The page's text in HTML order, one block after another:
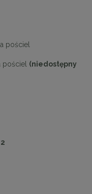
pościel
pościel (niedostępny
2